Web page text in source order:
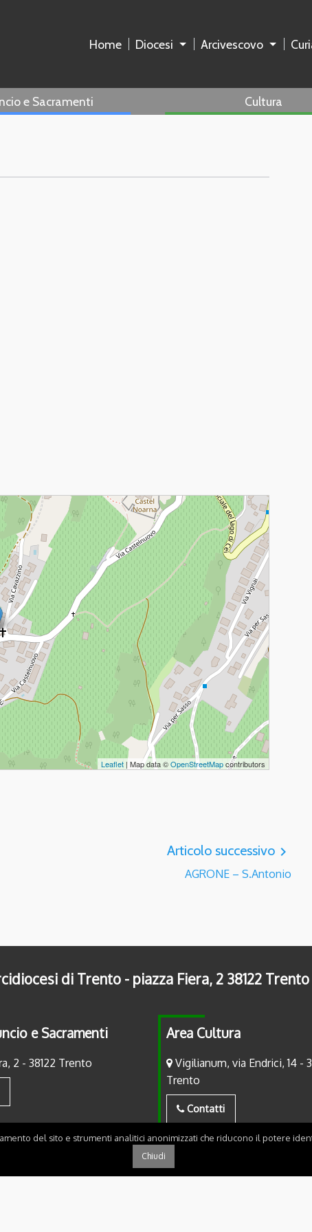
Home Diocesi Arcivescovo
e Sacramenti Cultura
Leaflet | Map data ©OpenStreetMapcontributors
Articolo successivo navigate_next
AGRONE – S.Antonio
di Trento - piazza Fiera, 2 38122 Trento
e Sacramenti
2 - 38122 Trento
Area Cultura
Vigilianum, via Endrici, 14 -
Trento
Contatti
del sito e strumenti analitici anonimizzati che riducono il potere
Chiudi